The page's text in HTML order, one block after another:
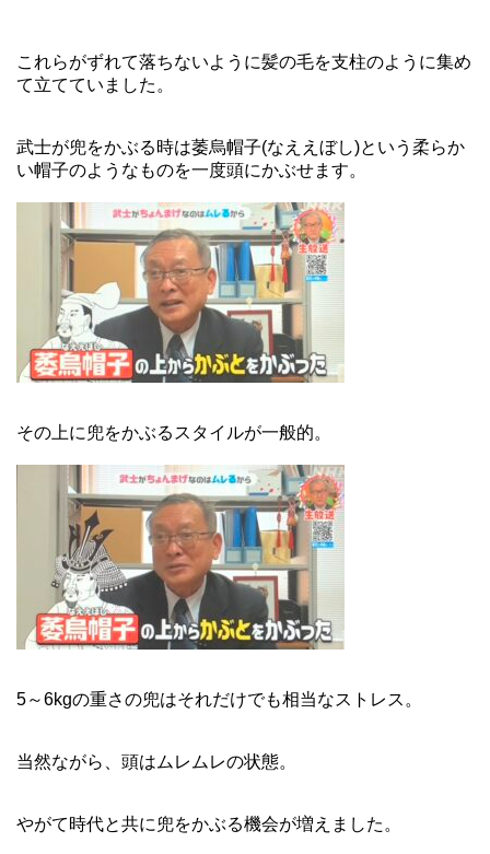
これらがずれて落ちないように髪の毛を支柱のように集め
て立てていました。
武士が兜をかぶる時は萎烏帽子(なええぼし)という柔らか
い帽子のようなものを一度頭にかぶせます。
その上に兜をかぶるスタイルが一般的。
5～6kgの重さの兜はそれだけでも相当なストレス。
当然ながら、頭はムレムレの状態。
やがて時代と共に兜をかぶる機会が増えました。